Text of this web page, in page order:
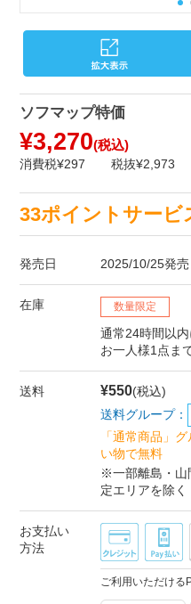
ソフマップ特価
¥3,270(税込)
消費税¥297 税抜¥2,973
33ポイントサービ
発売日 2025/10/25発売
在庫 数量限定
通常24時間以
お一人様1点ま
送料 ¥550(税込)
送料グループ：
「通常商品」
い物で無料
※一部離島・山
定エリアを除く
お支払い
方法
ご利用いただける